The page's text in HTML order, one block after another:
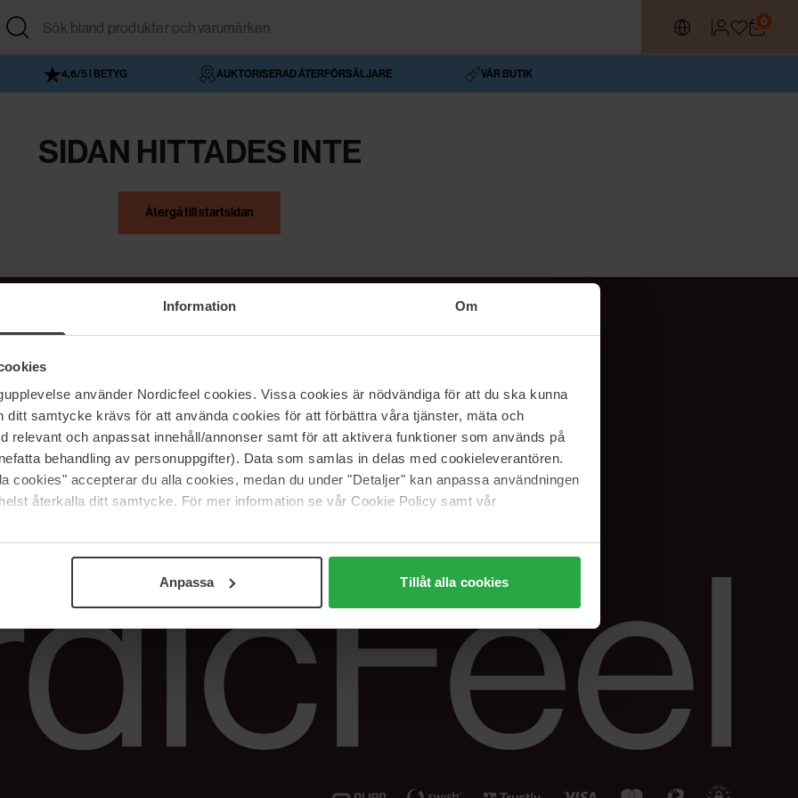
Information Om
använder Nordicfeel cookies. Vissa cookies är nödvändiga för att du ska kunna
ditt samtycke krävs för att använda cookies för att förbättra våra tjänster, mäta och
relevant och anpassat innehåll/annonser samt för att aktivera funktioner som används på
behandling av personuppgifter). Data som samlas in delas med cookieleverantören.
cookies" accepterar du alla cookies, medan du under "Detaljer" kan anpassa användningen
återkalla ditt samtycke. För mer information se vår Cookie Policy samt vår
Anpassa Tillåt alla cookies
0
4,6/5 I BETYG AUKTORISERAD ÅTERFÖRSÄLJARE VÅR BUTIK
SIDAN HITTADES INTE
Återgå till startsidan
NordicFeel
Vår butik
Våra varumärken
Jobba hos oss
Samarbeta med oss
The Beauty Edit
Hjälp
FAQ
Spåra min beställning
Returer &
reklamationer
Följ oss
Facebook
Instagram
Linkedin